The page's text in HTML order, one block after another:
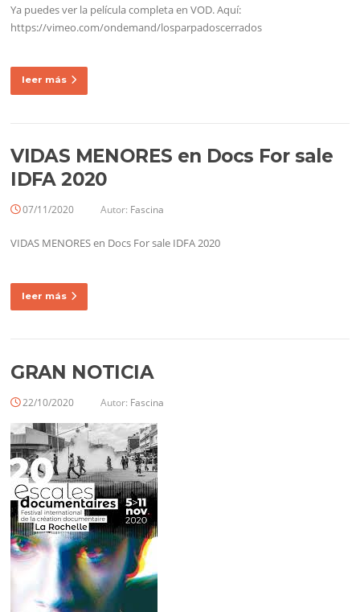
Ya puedes ver la película completa en VOD. Aquí:
https://vimeo.com/ondemand/losparpadoscerrados
leer más
VIDAS MENORES en Docs For sale
IDFA 2020
07/11/2020 Autor: Fascina
VIDAS MENORES en Docs For sale IDFA 2020
leer más
GRAN NOTICIA
22/10/2020 Autor: Fascina